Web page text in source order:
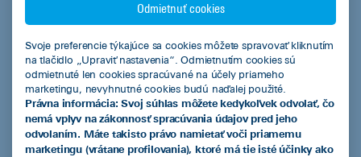
náhradného vozidla,
batožiny,
úrazové pripoistenie
Výhodou pre zákazníkov je, že splátka poistného je
súčasťou pravidelnej mesačnej splátky a býva rovnaká
počas celej doby splácania vozidla. V závislosti od poisťovní
Odmietnuť cookies
Svoje preferencie týkajúce sa cookies môžete spravovať kliknutím
na tlačidlo „Upraviť nastavenia“. Odmietnutím cookies sú
odmietnuté len cookies spracúvané na účely priameho
marketingu, nevyhnutné cookies budú naďalej použité.
Právna informácia: Svoj súhlas môžete kedykoľvek odvolať, čo
nemá vplyv na zákonnosť spracúvania údajov pred jeho
odvolaním. Máte takisto právo namietať voči priamemu
marketingu (vrátane profilovania), ktoré má tie isté účinky ako